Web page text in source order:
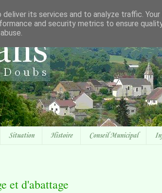
Situation Histoire Conseil Municipal
et d'abattage
its services and to analyze traffic.
and security metrics to ensure